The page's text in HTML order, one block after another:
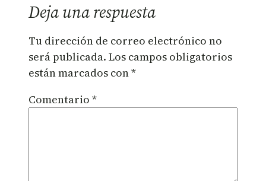
Deja una respuesta
Tu dirección de correo electrónico no
será publicada. Los campos obligatorios
están marcados con*
Comentario *